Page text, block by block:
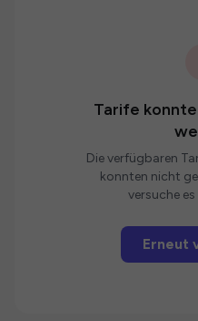
Tarife
Die verfügbaren
konnten nicht
versuche
Erneut